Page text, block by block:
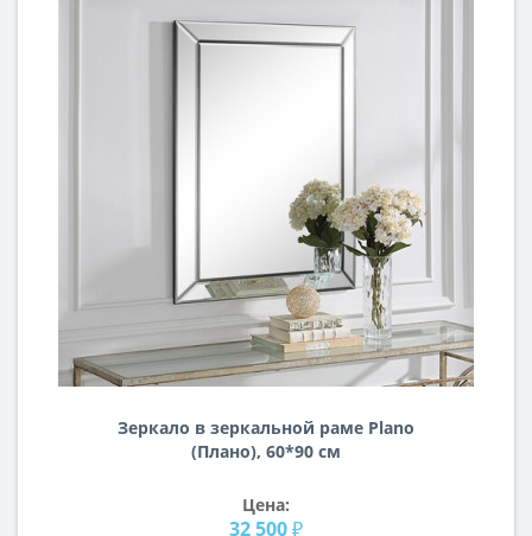
Зеркало в зеркальной раме Plano
(Плано), 60*90 см
Цена:
32 500 ₽